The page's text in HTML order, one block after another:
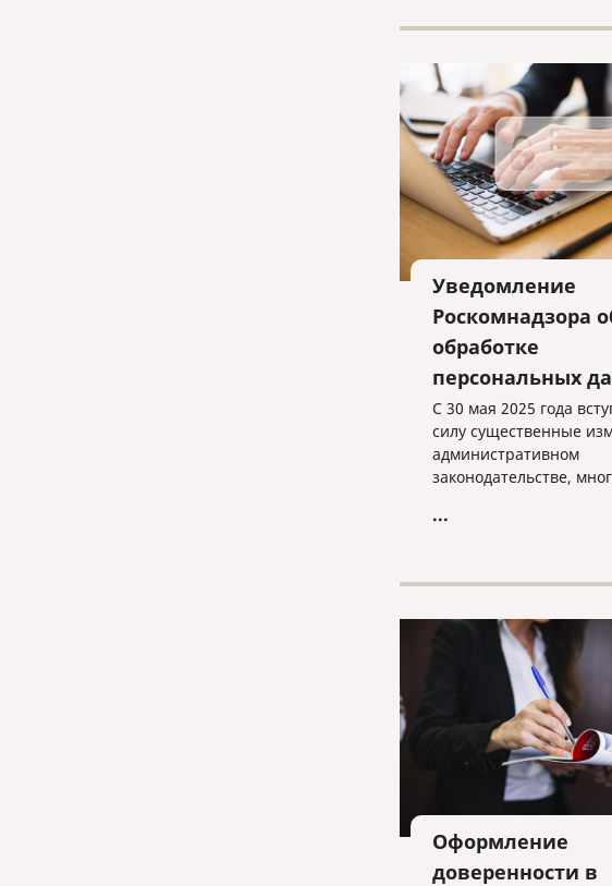
Уведомление
Роскомнадзора
обработке
персональных
С 30 мая 2025 года
силу существенные
административном
законодательстве,
нарушения в сфере
...
Оформление
доверенности в